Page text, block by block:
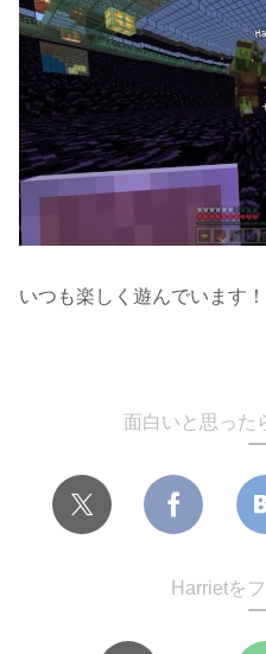
いつも楽しく遊んでいます！
面白いと思った
Harrietを